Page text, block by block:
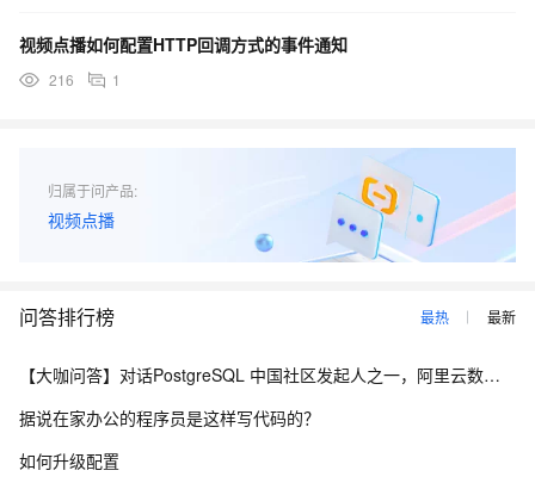
视频点播如何配置HTTP回调方式的事件通知
216 1
归属于问产品:
视频点播
问答排行榜 最热 最新
【大咖问答】对话PostgreSQL 中国社区发起人之一，阿里云数据库高级专家 德哥
据说在家办公的程序员是这样写代码的？
如何升级配置